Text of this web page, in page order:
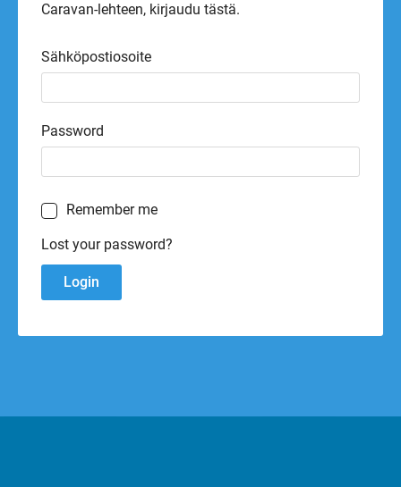
Caravan-lehteen, kirjaudu tästä.
Sähköpostiosoite
Password
Remember me
Lost your password?